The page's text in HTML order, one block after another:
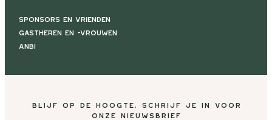
Sponsors en vrienden
Gastheren en -vrouwen
ANBI
Blijf op de hoogte, schrijf je in voor
onze nieuwsbrief